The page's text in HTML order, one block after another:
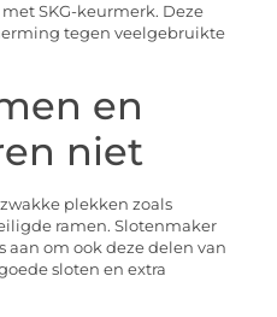
SKG-keurmerk. Deze
tegen veelgebruikte
en
niet
plekken zoals
ramen. Slotenmaker
aan om ook deze delen van
sloten en extra